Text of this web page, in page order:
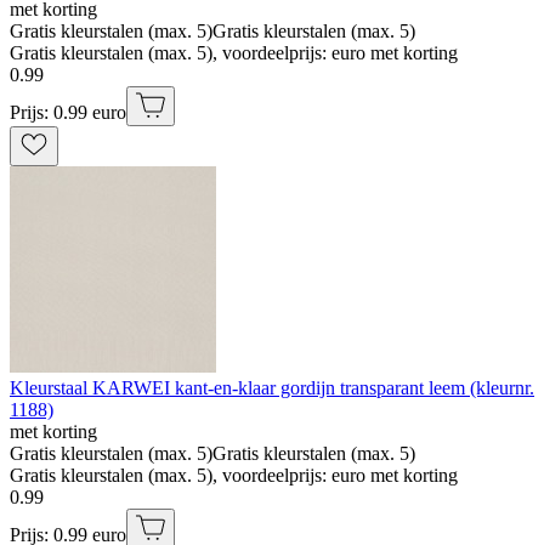
met korting
Gratis kleurstalen (max. 5)Gratis kleurstalen (max. 5)
Gratis kleurstalen (max. 5), voordeelprijs: euro met korting
0.99
Prijs: 0.99 euro
Kleurstaal KARWEI kant-en-klaar gordijn transparant leem (kleurnr.
1188)
met korting
Gratis kleurstalen (max. 5)Gratis kleurstalen (max. 5)
Gratis kleurstalen (max. 5), voordeelprijs: euro met korting
0.99
Prijs: 0.99 euro